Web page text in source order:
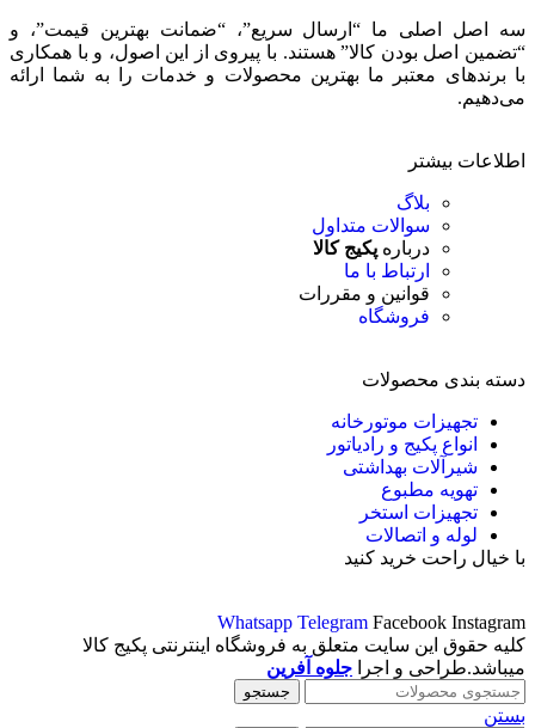
سه اصل اصلی ما “ارسال سریع”، “ضمانت بهترین قیمت”، و
“تضمین اصل بودن کالا” هستند. با پیروی از این اصول، و با همکاری
با برندهای معتبر ما بهترین محصولات و خدمات را به شما ارائه
می‌دهیم.
اطلاعات بیشتر
بلاگ
سوالات متداول
درباره پکیج کالا
ارتباط با ما
قوانین و مقررات
فروشگاه
دسته بندی محصولات
تجهیزات موتورخانه
انواع پکیج و رادیاتور
شیرآلات بهداشتی
تهویه مطبوع
تجهیزات استخر
لوله و اتصالات
با خیال راحت خرید کنید
Whatsapp Telegram Facebook Instagram
کلیه حقوق این سایت متعلق به فروشگاه اینترنتی پکیج کالا
میباشد.طراحی و اجرا جلوه آفرین
جستجو
بستن